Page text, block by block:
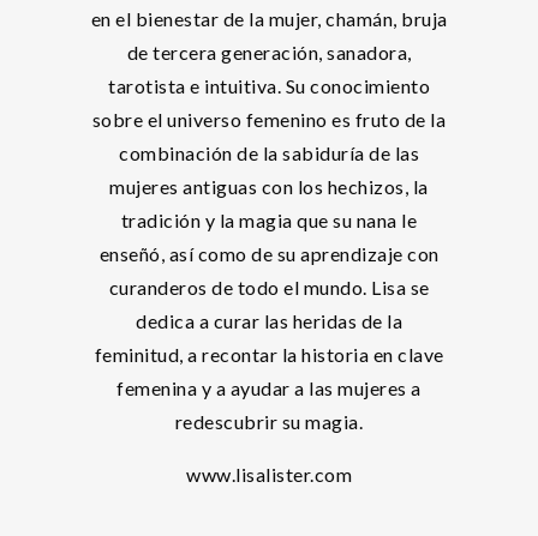
en el bienestar de la mujer, chamán, bruja
de tercera generación, sanadora,
tarotista e intuitiva. Su conocimiento
sobre el universo femenino es fruto de la
combinación de la sabiduría de las
mujeres antiguas con los hechizos, la
tradición y la magia que su nana le
enseñó, así como de su aprendizaje con
curanderos de todo el mundo. Lisa se
dedica a curar las heridas de la
feminitud, a recontar la historia en clave
femenina y a ayudar a las mujeres a
redescubrir su magia.
www.lisalister.com